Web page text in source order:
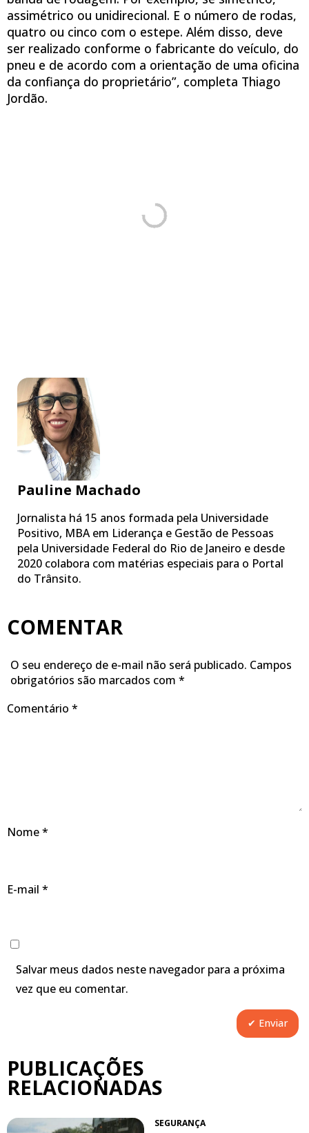
assimétrico ou unidirecional. E o número de rodas,
quatro ou cinco com o estepe. Além disso, deve
ser realizado conforme o fabricante do veículo, do
pneu e de acordo com a orientação de uma oficina
da confiança do proprietário”, completa Thiago
Jordão.
Pauline Machado
Jornalista há 15 anos formada pela Universidade
Positivo, MBA em Liderança e Gestão de Pessoas
pela Universidade Federal do Rio de Janeiro e desde
2020 colabora com matérias especiais para o Portal
do Trânsito.
COMENTAR
O seu endereço de e-mail não será publicado. Campos
obrigatórios são marcados com *
Comentário *
Nome*
E-mail *
Salvar meus dados neste navegador para a próxima
vez que eu comentar.
PUBLICAÇÕES
RELACIONADAS
SEGURANÇA